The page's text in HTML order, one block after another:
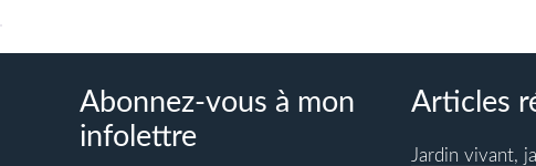
choisies
Abonnez-vous à mon
infolettre
Articles
Jardin vivant,